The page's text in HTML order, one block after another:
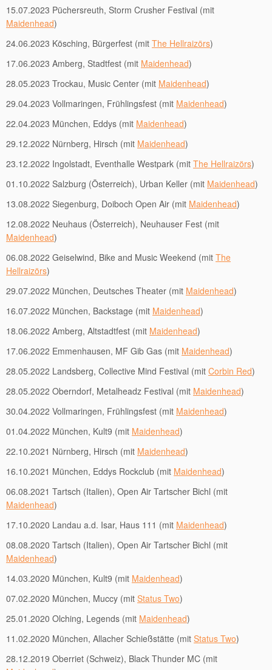
15.07.2023 Püchersreuth, Storm Crusher Festival (mit
Maidenhead)
24.06.2023 Kösching, Bürgerfest (mit The Hellraizörs)
17.06.2023 Amberg, Stadtfest (mit Maidenhead)
28.05.2023 Trockau, Music Center (mit Maidenhead)
29.04.2023 Vollmaringen, Frühlingsfest (mit Maidenhead)
22.04.2023 München, Eddys (mit Maidenhead)
29.12.2022 Nürnberg, Hirsch (mit Maidenhead)
23.12.2022 Ingolstadt, Eventhalle Westpark (mit The Hellraizörs)
01.10.2022 Salzburg (Österreich), Urban Keller (mit Maidenhead)
13.08.2022 Siegenburg, Doiboch Open Air (mit Maidenhead)
12.08.2022 Neuhaus (Österreich), Neuhauser Fest (mit
Maidenhead)
06.08.2022 Geiselwind, Bike and Music Weekend (mit The
Hellraizörs)
29.07.2022 München, Deutsches Theater (mit Maidenhead)
16.07.2022 München, Backstage (mit Maidenhead)
18.06.2022 Amberg, Altstadtfest (mit Maidenhead)
17.06.2022 Emmenhausen, MF Gib Gas (mit Maidenhead)
28.05.2022 Landsberg, Collective Mind Festival (mit Corbin Red)
28.05.2022 Oberndorf, Metalheadz Festival (mit Maidenhead)
30.04.2022 Vollmaringen, Frühlingsfest (mit Maidenhead)
01.04.2022 München, Kult9 (mit Maidenhead)
22.10.2021 Nürnberg, Hirsch (mit Maidenhead)
16.10.2021 München, Eddys Rockclub (mit Maidenhead)
06.08.2021 Tartsch (Italien), Open Air Tartscher Bichl (mit
Maidenhead)
17.10.2020 Landau a.d. Isar, Haus 111 (mit Maidenhead)
08.08.2020 Tartsch (Italien), Open Air Tartscher Bichl (mit
Maidenhead)
14.03.2020 München, Kult9 (mit Maidenhead)
07.02.2020 München, Muccy (mit Status Two)
25.01.2020 Olching, Legends (mit Maidenhead)
11.02.2020 München, Allacher Schießstätte (mit Status Two)
28.12.2019 Oberriet (Schweiz), Black Thunder MC (mit